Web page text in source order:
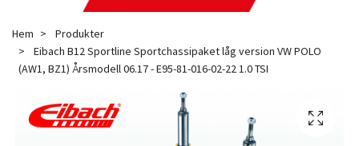
Hem
Produkter
Eibach B12 Sportline Sportchassipaket låg version VW POLO
(AW1, BZ1) Årsmodell 06.17 - E95-81-016-02-22 1.0 TSI